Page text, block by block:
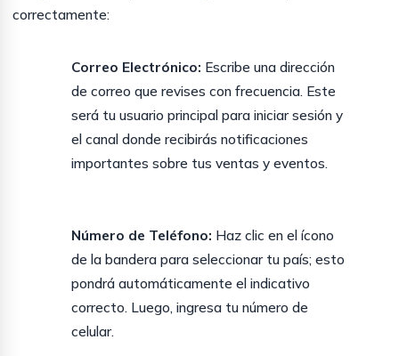
correctamente:
Correo Electrónico: Escribe una dirección
de correo que revises con frecuencia. Este
será tu usuario principal para iniciar sesión y
el canal donde recibirás notificaciones
importantes sobre tus ventas y eventos.
Número de Teléfono: Haz clic en el ícono
de la bandera para seleccionar tu país; esto
pondrá automáticamente el indicativo
correcto. Luego, ingresa tu número de
celular.